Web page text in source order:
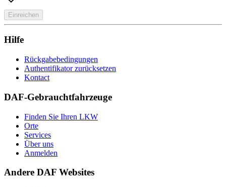
Einreichen
Hilfe
Rückgabebedingungen
Authentifikator zurücksetzen
Kontact
DAF-Gebrauchtfahrzeuge
Finden Sie Ihren LKW
Orte
Services
Über uns
Anmelden
Andere DAF Websites